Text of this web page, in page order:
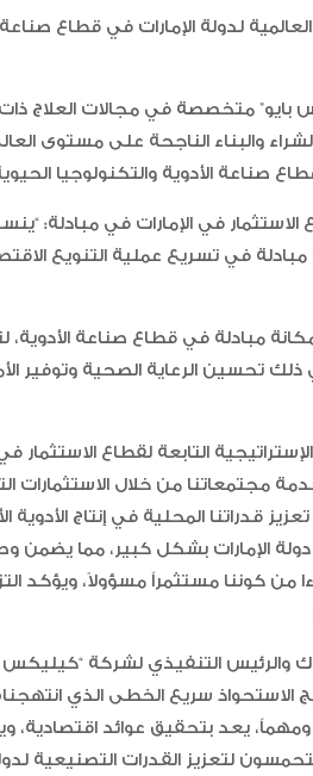
لدولة الإمارات في قطاع صناعة
متخصصة في مجالات العلاج ذات
والبناء الناجحة على مستوى
في الإمارات في مبادلة:
في تسريع عملية التنويع
مبادلة في قطاع صناعة الأدوية،
ذلك تحسين الرعاية الصحية وتوفير
التابعة لقطاع الاستثمار في
مجتمعاتنا من خلال الاستثمارات
قدراتنا المحلية في إنتاج
الإمارات بشكل كبير، مما يضمن
كوننا مستثمراً مسؤولاً، ويؤكد
التنفيذي لشركة “كيليكس
الاستحواذ سريع الخطى الذي
يعد بتحقيق عوائد اقتصادية،
لتعزيز القدرات التصنيعية